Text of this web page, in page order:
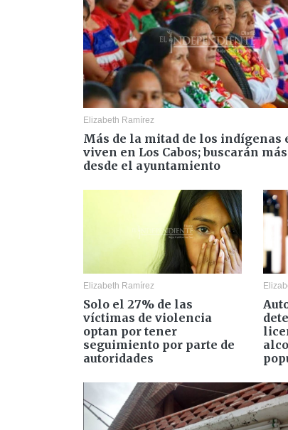
Elizabeth Ramírez
Más de la mitad de los indígenas
viven en Los Cabos; buscarán
desde el ayuntamiento
Elizabeth Ramírez
Solo el 27% de las
víctimas de violencia
optan por tener
seguimiento por parte de
autoridades